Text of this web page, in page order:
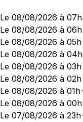
Le 08/08/2026 à 07h
Le 08/08/2026 à 06h
Le 08/08/2026 à 05h
Le 08/08/2026 à 04h
Le 08/08/2026 à 03h
Le 08/08/2026 à 02h
Le 08/08/2026 à 01h
Le 08/08/2026 à 00h
Le 07/08/2026 à 23h